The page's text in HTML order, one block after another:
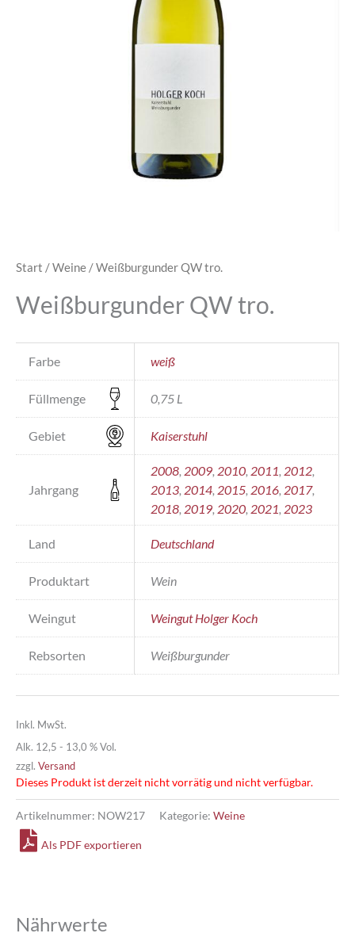
Start /Weine / Weißburgunder QW tro.
Weißburgunder QW tro.
Farbe weiß
Füllmenge 0,75 L
Gebiet Kaiserstuhl
Jahrgang
2008 2009 2010 2011 2012
2013 2014 2015 2016 2017,
2018 2019 2020 2021 2023
Land Deutschland
Produktart Wein
Weingut Weingut Holger Koch
Rebsorten Weißburgunder
Inkl. MwSt.
Alk. 12,5 - 13,0 % Vol.
zzgl. Versand
Dieses Produkt ist derzeit nicht vorrätig und nicht verfügbar.
Artikelnummer: NOW217 Kategorie: Weine
Als PDF exportieren
Nährwerte